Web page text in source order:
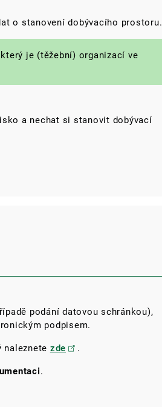
o stanovení dobývacího prostoru.
je (těžební) organizací ve
a nechat si stanovit dobývací
podání datovou schránkou),
podpisem.
naleznete zde .
.